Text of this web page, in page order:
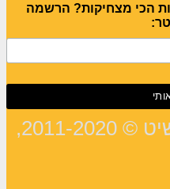
הכי מצחיקות? הרשמה
אנחנו ♥ לצחוק - בולשיט © 2011-2020,